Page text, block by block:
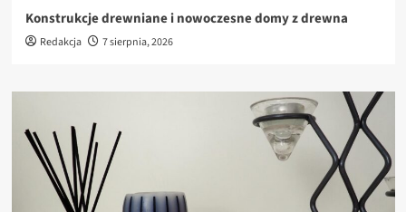
Konstrukcje drewniane i nowoczesne domy z drewna
Redakcja 7 sierpnia, 2026